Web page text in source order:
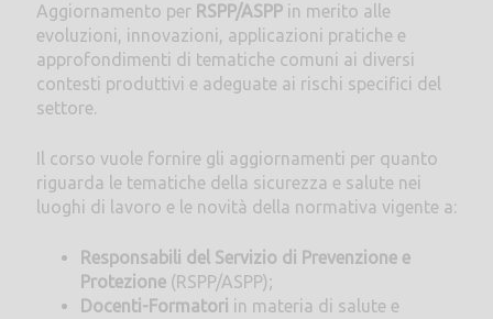
Aggiornamento per RSPP/ASPPin merito alle
evoluzioni, innovazioni, applicazioni pratiche e
approfondimenti di tematiche comuni ai diversi
contesti produttivi e adeguate ai rischi specifici del
settore.
Il corso vuole fornire gli aggiornamenti per quanto
riguarda le tematiche della sicurezza e salute nei
luoghi di lavoro e le novità della normativa vigente a:
Responsabili del Servizio di Prevenzione e
Protezione(RSPP/ASPP);
Docenti-Formatori in materia di salute e